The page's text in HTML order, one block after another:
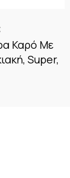
Καρό Με
Super,